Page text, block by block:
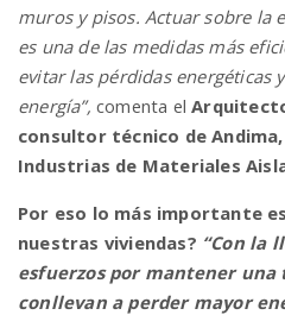
muros y pisos. Actuar sobre la
es una de las medidas más
evitar las pérdidas energéticas
energía”, comenta el
consultor técnico de
Industrias de Materiales
Por eso lo más importante
nuestras viviendas? “Con la
esfuerzos por mantener
conllevan a perder mayor